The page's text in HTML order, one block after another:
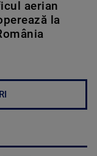
aerian
la